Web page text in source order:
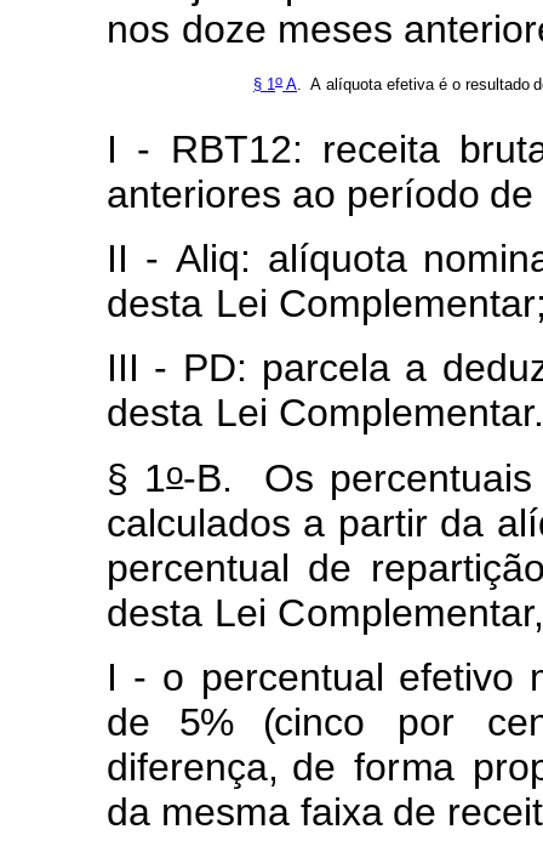
nos doze meses
§ 1oA. A alíquota efetiva é o resul tado
I - RBT12: receita bru
anteriores ao período de
II - Aliq: alíquota nomi
desta Lei Compleme
III - PD: parcela a de
desta Lei Compleme
§ 1o-B. Os percentuais
calculados a partir da
percentual de repartiçã
desta Lei Compleme
I - o percentual efetivo
de 5% (cinco por
diferença, de forma pr
da mesma faixa de recei